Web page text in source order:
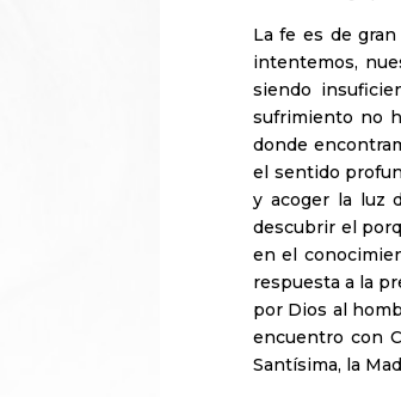
La fe es de
intentemos,
siendo
sufrimiento no
donde
el sentido
y acoger la luz
descubrir el
en el
respuesta a la
por Dios al
encuentro con
Santísima, la